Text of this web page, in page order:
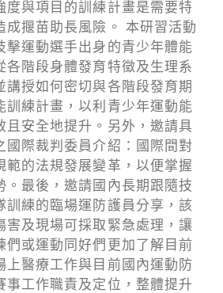
度與項目的訓練計畫是需要特
成揠苗助長風險。 本研習活動
擊運動選手出身的青少年體能
各階段身體發育特徵及生理系
講授如何密切與各階段發育期
訓練計畫，以利青少年運動能
且安全地提升。另外，邀請具
國際裁判委員介紹：國際間對
範的法規發展變革，以便掌握
。最後，邀請國內長期跟隨技
訓練的臨場運防護員分享，該
害及現場可採取緊急處理，讓
們或運動同好們更加了解目前
上醫療工作與目前國內運動防
事工作職責及定位，整體提升